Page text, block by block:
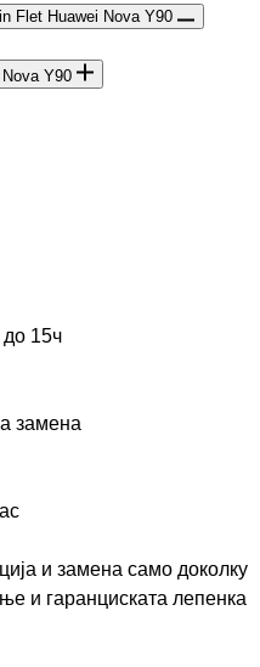
Flet Huawei Nova Y90
Y90
до 15ч
замена
и замена само доколку
и гаранциската лепенка